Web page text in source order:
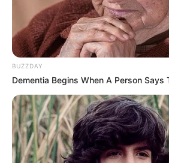
BUZZDAY
Dementia Begins When A Person Says